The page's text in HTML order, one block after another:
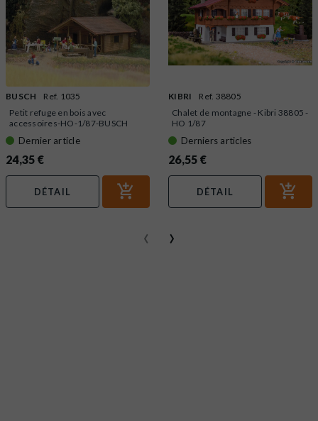
BUSCH
Ref. 1035
Petit refuge en bois avec
accessoires-HO-1/87-BUSCH
1035
Dernier article
24,35 €
DÉTAIL
KIBRI
Ref. 38805
Chalet de montagne - Kibri 38805 -
HO 1/87
Derniers articles
26,55 €
DÉTAIL
‹ ›